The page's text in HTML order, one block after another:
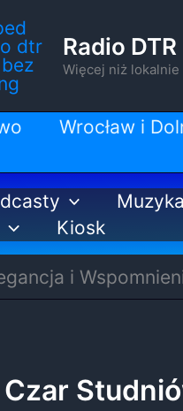
Radio DTR
Więcej niż lokalnie
Wrocław i
Muzyka
Kiosk
i